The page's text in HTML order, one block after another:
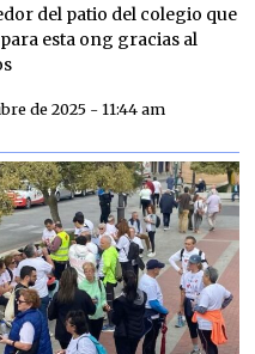
del patio del colegio que
esta ong gracias al
de 2025 - 11:44 am